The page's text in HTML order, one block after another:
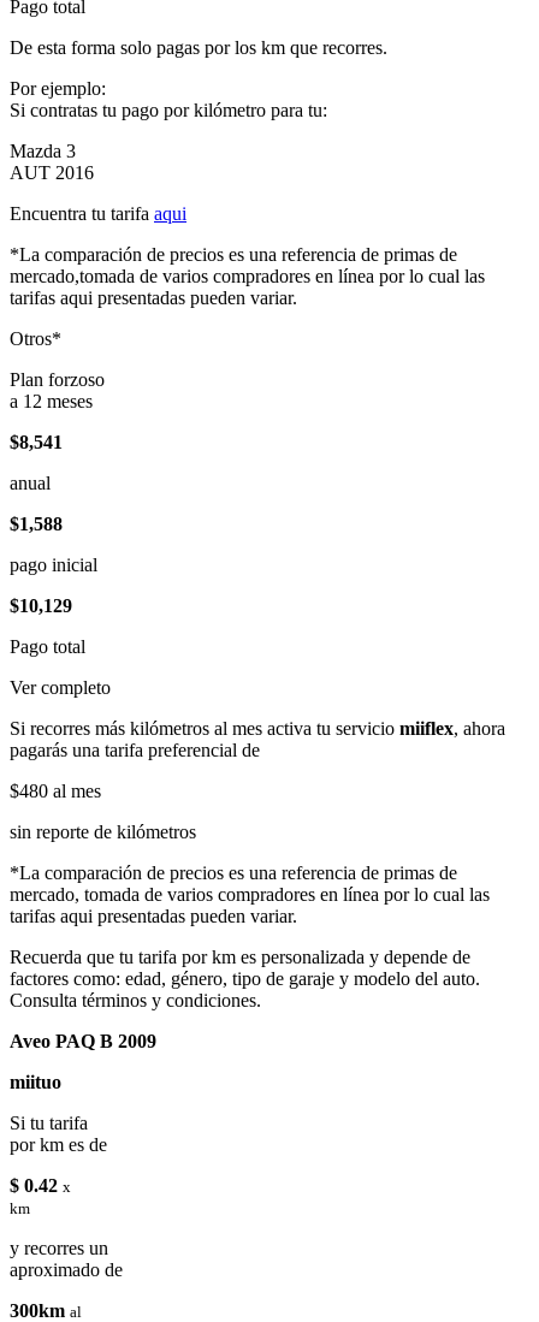
Pago total
De esta forma solo pagas por los km que recorres.
Por ejemplo:
Si contratas tu pago por kilómetro para tu:
Mazda 3
AUT 2016
Encuentra tu tarifa aqui
*La comparación de precios es una referencia de primas de
mercado,tomada de varios compradores en línea por lo cual las
tarifas aqui presentadas pueden variar.
Otros*
Plan forzoso
a 12 meses
$8,541
anual
$1,588
pago inicial
$10,129
Pago total
Ver completo
Si recorres más kilómetros al mes activa tu servicio miiflex, ahora
pagarás una tarifa preferencial de
$480 al mes
sin reporte de kilómetros
*La comparación de precios es una referencia de primas de
mercado, tomada de varios compradores en línea por lo cual las
tarifas aqui presentadas pueden variar.
Recuerda que tu tarifa por km es personalizada y depende de
factores como: edad, género, tipo de garaje y modelo del auto.
Consulta términos y condiciones.
Aveo PAQ B 2009
miituo
Si tu tarifa
por km es de
$ 0.42 x
km
y recorres un
aproximado de
300km al